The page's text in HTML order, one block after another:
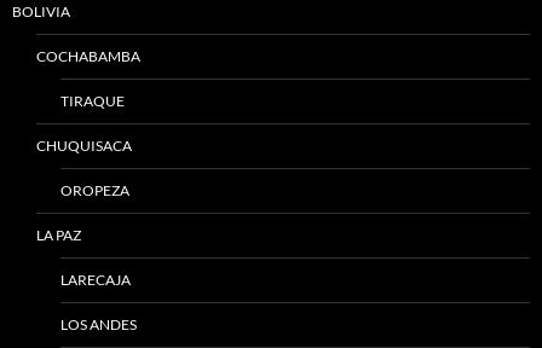
BOLIVIA
COCHABAMBA
TIRAQUE
CHUQUISACA
OROPEZA
LA PAZ
LARECAJA
LOS ANDES